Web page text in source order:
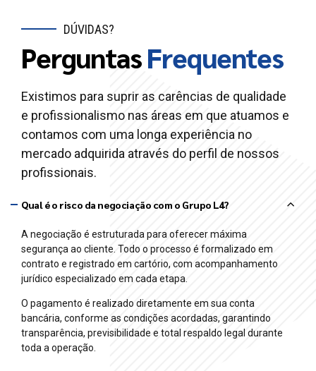
DÚVIDAS?
PerguntasFrequentes
Existimos para suprir as carências de qualidade
e profissionalismo nas áreas em que atuamos e
contamos com uma longa experiência no
mercado adquirida através do perfil de nossos
profissionais.
Qual é o risco da negociação com o Grupo L4?
A negociação é estruturada para oferecer máxima
segurança ao cliente. Todo o processo é formalizado em
contrato e registrado em cartório, com acompanhamento
jurídico especializado em cada etapa.
O pagamento é realizado diretamente em sua conta
bancária, conforme as condições acordadas, garantindo
transparência, previsibilidade e total respaldo legal durante
toda a operação.